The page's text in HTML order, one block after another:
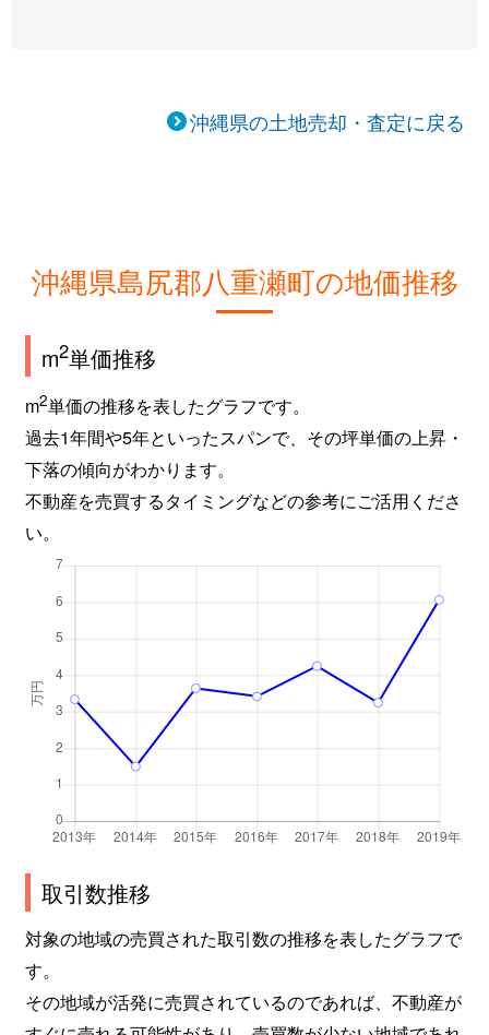
沖縄県の土地売却・査定に戻る
沖縄県島尻郡八重瀬町の地価推移
m2単価推移
m2単価の推移を表したグラフです。
過去1年間や5年といったスパンで、その坪単価の上昇・
下落の傾向がわかります。
不動産を売買するタイミングなどの参考にご活用くださ
い。
取引数推移
対象の地域の売買された取引数の推移を表したグラフで
す。
その地域が活発に売買されているのであれば、不動産が